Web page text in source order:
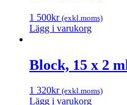
1 500kr (exkl.moms)
Lägg i varukorg
Block, 15 x 2
1 320kr (exkl.moms)
Lägg i varukorg